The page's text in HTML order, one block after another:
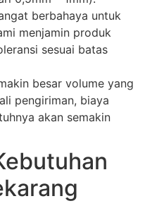
berbahaya untuk
menjamin produk
sesuai batas
besar volume yang
pengiriman, biaya
akan semakin